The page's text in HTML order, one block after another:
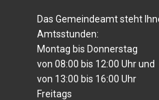
Das Gemeindeamt steht
Amtsstunden:
Montag bis Donnerstag
von 08:00 bis 12:00 Uhr und
von 13:00 bis 16:00 Uhr
Freitags